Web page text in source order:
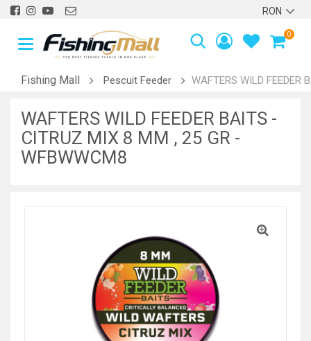
0
Fishing Mall Pescuit Feeder WAFTERS WILD FEEDER
WAFTERS WILD FEEDER BAITS -
CITRUZ MIX 8 MM , 25 GR -
WFBWWCM8